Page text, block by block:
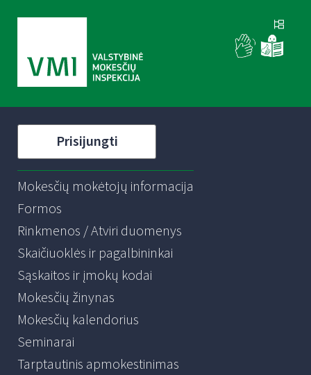
Prisijungti
Mokesčių mokėtojų informacija
Formos
Rinkmenos / Atviri duomenys
Skaičiuoklės ir pagalbininkai
Sąskaitos ir įmokų kodai
Mokesčių žinynas
Mokesčių kalendorius
Seminarai
Tarptautinis apmokestinimas